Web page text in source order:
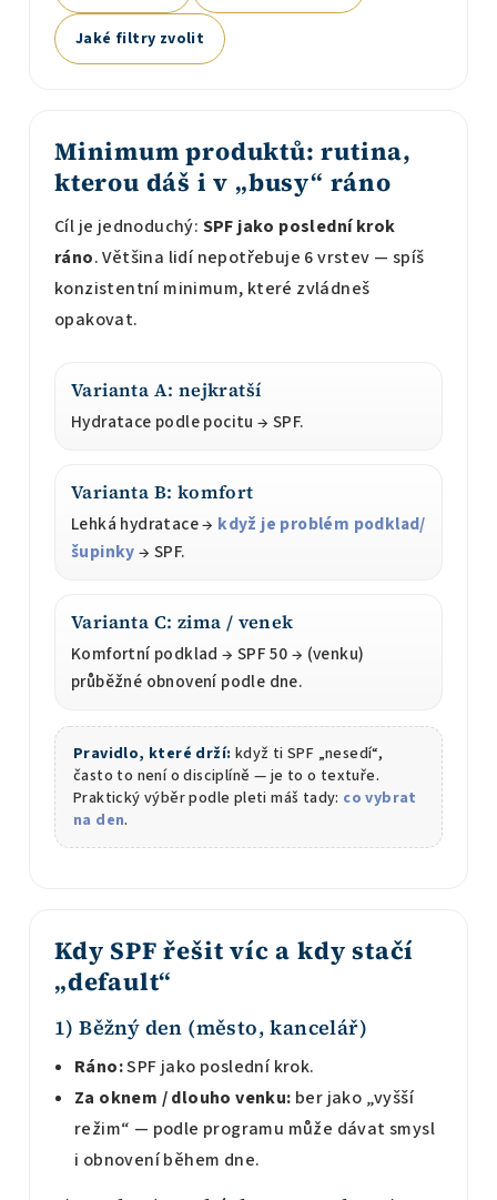
Jaké filtry zvolit
Minimum produktů: rutina,
kterou dáš i v „busy“ ráno
Cíl je jednoduchý: SPF jako poslední krok
ráno. Většina lidí nepotřebuje 6 vrstev — spíš
konzistentní minimum, které zvládneš
opakovat.
Varianta A: nejkratší
Hydratace podle pocitu → SPF.
Varianta B: komfort
Lehká hydratace → když je problém podklad/
šupinky→ SPF.
Varianta C: zima / venek
Komfortní podklad → SPF 50 → (venku)
průběžné obnovení podle dne.
Pravidlo, které drží: když ti SPF „nesedí“,
často to není o disciplíně — je to o textuře.
Praktický výběr podle pleti máš tady: co vybrat
na den.
Kdy SPF řešit víc a kdy stačí
„default“
1) Běžný den (město, kancelář)
Ráno:SPF jako poslední krok.
Za oknem / dlouho venku: ber jako „vyšší
režim“ — podle programu může dávat smysl
i obnovení během dne.